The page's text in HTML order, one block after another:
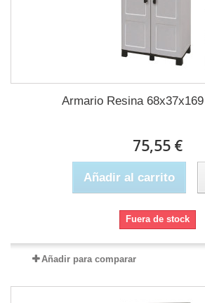
Armario Resina
75,55 €
Añadir al carrito
Fuera de stock
Añadir para comparar